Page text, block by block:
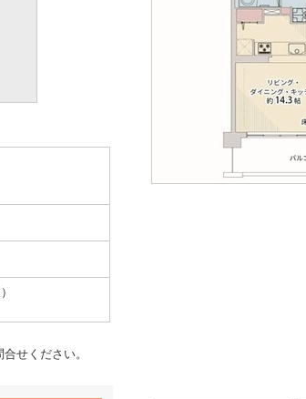
せください。